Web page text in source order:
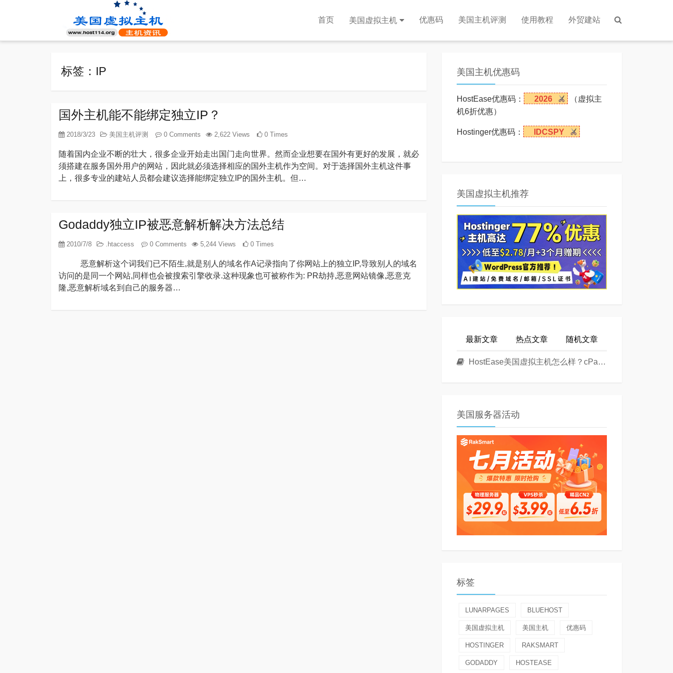
首页 美国虚拟主机 优惠码 美国主机评测 使用教程 外贸建站
标签：IP
国外主机能不能绑定独立IP？
2018/3/23 美国主机评测 0 Comments 2,622 Views 0 Times
随着国内企业不断的壮大，很多企业开始走出国门走向世界。然而企业想要在国外有更好的发展，就必
须搭建在服务国外用户的网站，因此就必须选择相应的国外主机作为空间。对于选择国外主机这件事
上，很多专业的建站人员都会建议选择能绑定独立IP的国外主机。但…
Godaddy独立IP被恶意解析解决方法总结
2010/7/8 .htaccess 0 Comments 5,244 Views 0 Times
恶意解析这个词我们已不陌生,就是别人的域名作A记录指向了你网站上的独立IP,导致别人的域名
访问的是同一个网站,同样也会被搜索引擎收录.这种现象也可被称作为: PR劫持,恶意网站镜像,恶意克
隆,恶意解析域名到自己的服务器…
美国主机优惠码
HostEase优惠码： 2026
（虚拟主
机6折优惠）
Hostinger优惠码： IDCSPY
美国虚拟主机推荐
最新文章 热点文章 随机文章
HostEase美国虚拟主机怎么样？cPanel面板美国Linux主机方案介绍
美国服务器活动
标签
LUNARPAGES BLUEHOST
美国虚拟主机 美国主机 优惠码
HOSTINGER RAKSMART
GODADDY HOSTEASE